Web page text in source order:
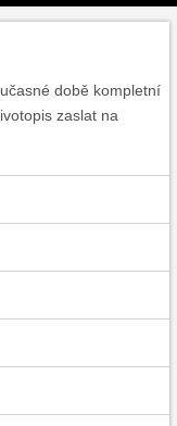
vybavenídobě kompletní
zaslat na